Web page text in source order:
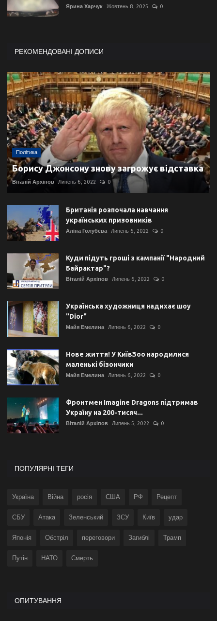
Ярина Харчук Жовтень 8, 2025 0
РЕКОМЕНДОВАНІ ДОПИСИ
Політика
Борису Джонсону знову загрожує відставка
Віталій Архіпов Липень 6, 2022 0
Британія розпочала навчання
українських призовників
Аліна Голубєва Липень 6, 2022 0
Куди підуть гроші з кампанії "Народний
Байрактар"?
Віталій Архіпов Липень 6, 2022 0
Українська художниця надихає шоу
"Dior"
Майя Емелина Липень 6, 2022 0
Нове життя! У КиївЗоо народилися
маленькі бізончики
Майя Емелина Липень 6, 2022 0
Фронтмен Imagine Dragons підтримав
Україну на 200-тисяч...
Віталій Архіпов Липень 5, 2022 0
ПОПУЛЯРНІ ТЕГИ
Україна Війна росія США РФ Рецепт
СБУ Атака Зеленський ЗСУ Київ удар
Японія Обстріл переговори Загиблі Трамп
Путін НАТО Смерть
ОПИТУВАННЯ